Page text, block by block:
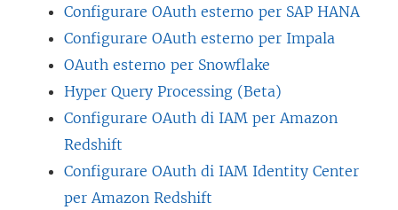
Configurare OAuth esterno per SAP HANA
Configurare OAuth esterno per Impala
OAuth esterno per Snowflake
Hyper Query Processing (Beta)
Configurare OAuth di IAM per Amazon
Redshift
Configurare OAuth di IAM Identity Center
per Amazon Redshift